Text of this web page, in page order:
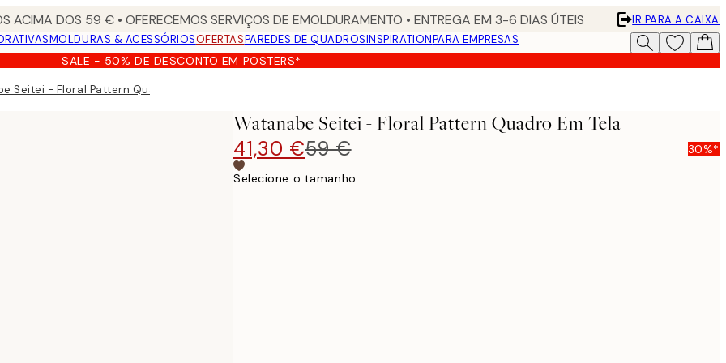
ACIMA DOS 59 € • OFERECEMOS SERVIÇOS DE EMOLDURAMENTO • ENTREGA EM 3-6 DIAS ÚTEIS
IR PARA A CAIXA
MOLDURAS & ACESSÓRIOSOFERTASPAREDES DE QUADROSINSPIRATIONPARA EMPRESAS
SALE - 50% DE DESCONTO EM POSTERS*
Seitei - Floral Pattern Quadro em tela
Watanabe Seitei - Floral Pattern Quadro Em Tela
41,30 €59 € 30%*
Selecione o tamanho